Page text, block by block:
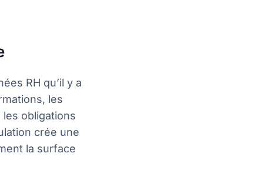
RH qu’il y a
les
obligations
crée une
la surface